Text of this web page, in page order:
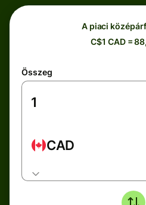
A piaci
C$1 CAD =
Összeg
CAD